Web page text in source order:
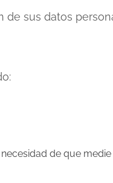
de sus datos
de que medie